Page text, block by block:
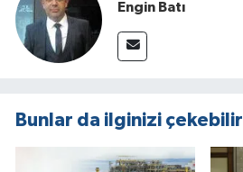
Engin Batı
Bunlar da ilginizi çekebilir